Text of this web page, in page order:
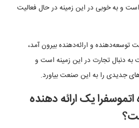
و به خوبی در این زمینه در حال فعالیت
توسعه‌دهنده و ارائه‌دهنده بیرون آمد،
دنبال تجارت در این زمینه است و
جدیدی را به این صنعت بیاورد.
یک ارائه دهنده